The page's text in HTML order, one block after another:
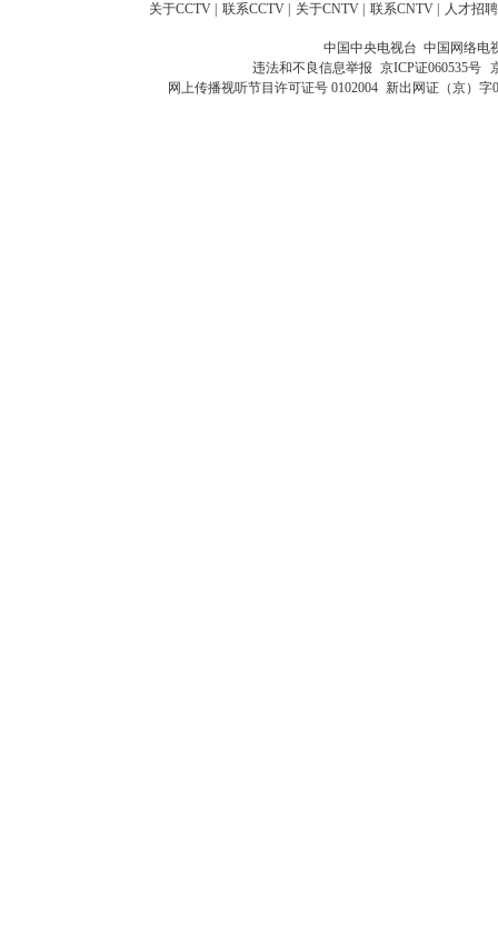
关于CCTV 联系CCTV 关于CNTV 联系CNTV 人才招聘
中国中央电视台 中国网络电
违法和不良信息举报 京ICP证060535号
网上传播视听节目许可证号 0102004 新出网证（京）